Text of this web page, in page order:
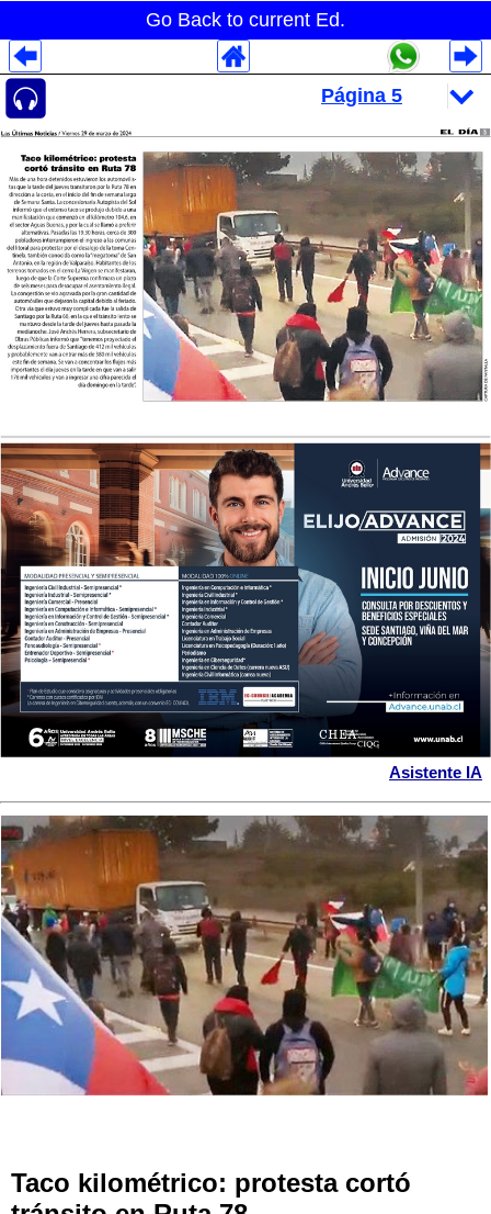
Go Back to current Ed.
Asistente IA
Taco kilométrico: protesta cortó
Despliegues Analytics
Despliegues Totales
Despliegues por Rubros